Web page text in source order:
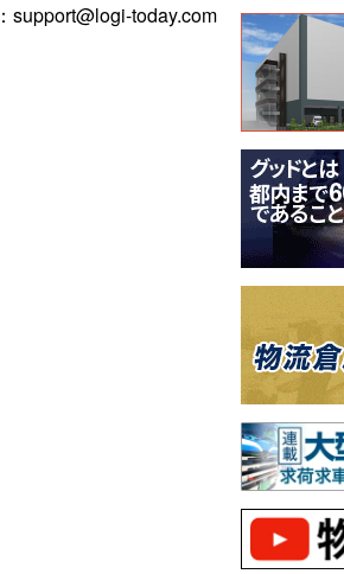
support@logi-today.com